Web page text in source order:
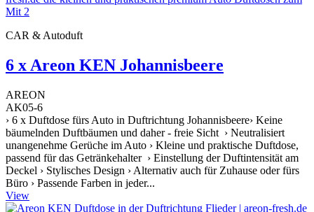
CAR & Autoduft
6 x Areon KEN Johannisbeere
AREON
AK05-6
› 6 x Duftdose fürs Auto in Duftrichtung Johannisbeere› Keine
bäumelnden Duftbäumen und daher - freie Sicht › Neutralisiert
unangenehme Gerüche im Auto › Kleine und praktische Duftdose,
passend für das Getränkehalter › Einstellung der Duftintensität am
Deckel › Stylisches Design › Alternativ auch für Zuhause oder fürs
Büro › Passende Farben in jeder...
View